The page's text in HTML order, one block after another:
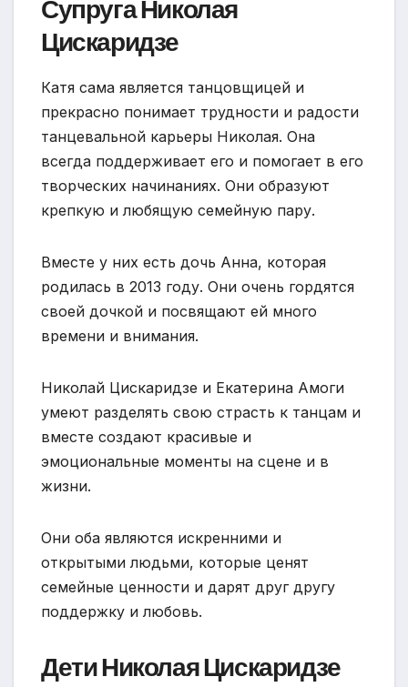
Супруга Николая
Цискаридзе
Катя сама является танцовщицей и
прекрасно понимает трудности и радости
танцевальной карьеры Николая. Она
всегда поддерживает его и помогает в его
творческих начинаниях. Они образуют
крепкую и любящую семейную пару.
Вместе у них есть дочь Анна, которая
родилась в 2013 году. Они очень гордятся
своей дочкой и посвящают ей много
времени и внимания.
Николай Цискаридзе и Екатерина Амоги
умеют разделять свою страсть к танцам и
вместе создают красивые и
эмоциональные моменты на сцене и в
жизни.
Они оба являются искренними и
открытыми людьми, которые ценят
семейные ценности и дарят друг другу
поддержку и любовь.
Дети Николая Цискаридзе